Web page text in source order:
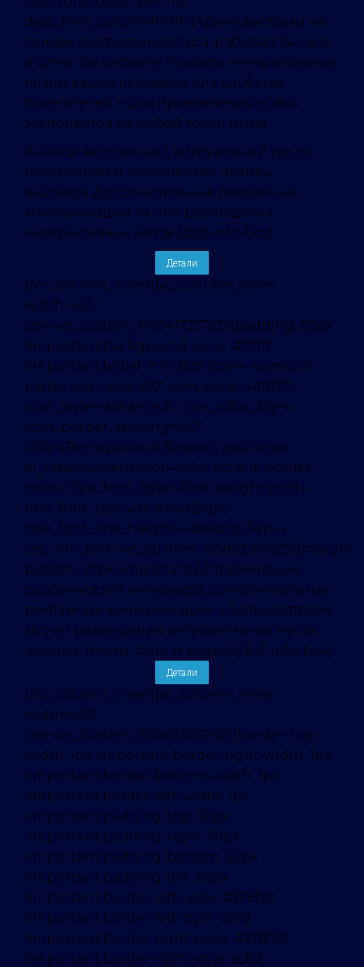
desc_font_color=»#ffffff»]Архив выставки на
основе виртуального тура, работает 24 часа
в сутки. Вы сможете показать интерактивные
планы ваших площадок для удобства
посетителей и для привлечения новых
экспонентов из любой точки мира.
Анонсы экспозиции, виртуальный тур по
интерьерам и экспонентам, архивы
выставок. Дополнительные рекламные
коммуникации за счет размещения
интерактивных меток.[/bsf-info-box]
Детали
[/vc_column_inner][vc_column_inner
width=»1/3″
css=».vc_custom_1499417257639{padding: 30px
!important;background-color: #ffffff
!important;}»][bsf-info-box icon=»icomoon-
plate» icon_size=»60″ icon_color=»#ffffff»
icon_style=»advanced» icon_color_bg=»»
icon_border_spacing=»60″
title=»Ресторанный бизнес» pos=»top»
el_class=»accent-icon-color accent-border-
color» title_font_style=»font-weight:bold;»
title_font_size=»desktop:24px;»
title_font_line_height=»desktop:34px;»
css_info_box=».vc_custom_1558633696252{margin-
bottom: 27px !important;}»]Презентация
особенностей интерьера, дополнительные
рекламные коммуникации с пользователем
за счет размещения интерактивных меток
(ссылки, тексты, фото и видео).[/bsf-info-box]
Детали
[/vc_column_inner][vc_column_inner
width=»1/3″
css=».vc_custom_1558633857625{border-top-
width: 1px !important;border-right-width: 1px
!important;border-bottom-width: 1px
!important;border-left-width: 1px
!important;padding-top: 30px
!important;padding-right: 30px
!important;padding-bottom: 30px
!important;padding-left: 30px
!important;border-left-color: #378f99
!important;border-left-style: solid
!important;border-right-color: #378f99
!important;border-right-style: solid